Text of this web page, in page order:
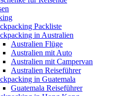
Packliste
in Australien
Australien Flüge
Australien mit Auto
Australien mit Campervan
Australien Reiseführer
in Guatemala
Guatemala Reiseführer